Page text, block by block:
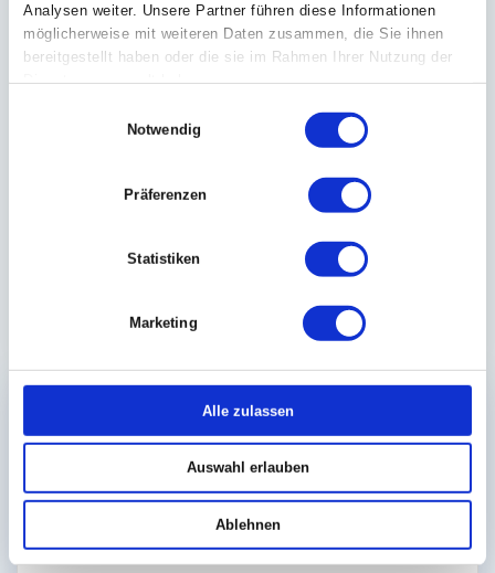
Analysen weiter. Unsere Partner führen diese Informationen
möglicherweise mit weiteren Daten zusammen, die Sie ihnen
bereitgestellt haben oder die sie im Rahmen Ihrer Nutzung der
Dienste gesammelt haben.
Notwendig
Präferenzen
Statistiken
Marketing
Alle zulassen
Auswahl erlauben
Ablehnen
E-Mail-Adresse*
Name, E-Mail-Adresse und Website in diesem
NEUESTE BEITRÄGE
Kommentare